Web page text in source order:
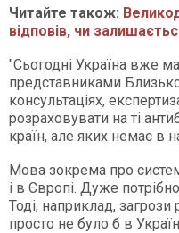
Читайте також:
відповів, чи
"Сьогодні Україна вже
представниками
консультаціях,
розраховувати на ті
країн, але яких немає в
Мова зокрема про
і в Європі. Дуже
Тоді, наприклад, загрози
просто не було б в